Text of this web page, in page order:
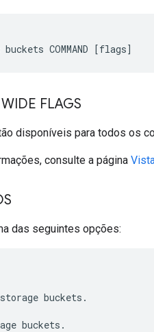
FLAGS
disponíveis para todos os
consulte a página
das seguintes opções:
buckets.
buckets.